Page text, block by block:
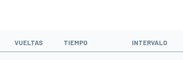
VUELTAS TIEMPO INTERVALO